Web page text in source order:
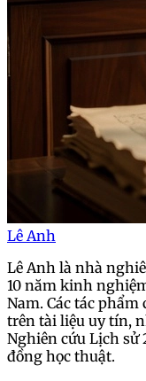
Lê Anh
Lê Anh là nhà
10 năm kinh
Nam. Các tác
trên tài liệu uy tín,
Nghiên cứu Lịch sử
đồng học thuật.